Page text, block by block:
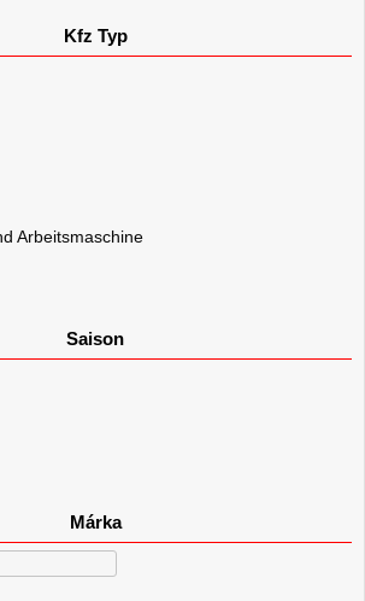
Kfz Typ
Arbeitsmaschine
Saison
Márka